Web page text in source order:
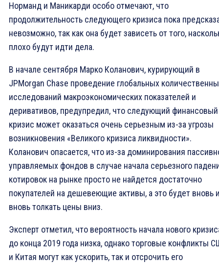
Норманд и Маникарди особо отмечают, что
продолжительность следующего кризиса пока
невозможно, так как она будет зависеть от того,
плохо будут идти дела.
В начале сентября Марко Коланович, курирующий в
JPMorgan Chase проведение глобальных
исследований макроэкономических показателей и
деривативов, предупредил, что следующий финансовый
кризис может оказаться очень серьезным из-за угрозы
возникновения «Великого кризиса ликвидности».
Коланович опасается, что из-за доминирования
управляемых фондов в случае начала серьезного
котировок на рынке просто не найдется достаточно
покупателей на дешевеющие активы, а это будет вновь
вновь толкать цены вниз.
Эксперт отметил, что вероятность начала нового
до конца 2019 года низка, однако торговые конфликты
и Китая могут как ускорить, так и отсрочить его